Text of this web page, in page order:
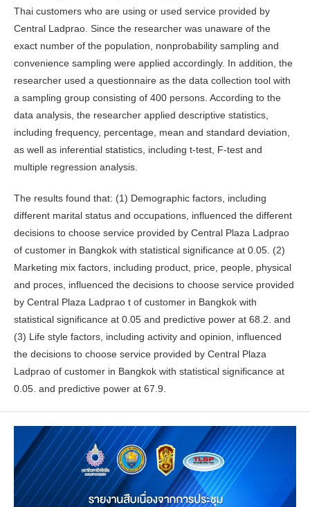
Thai customers who are using or used service provided by
Central Ladprao. Since the researcher was unaware of the
exact number of the population, nonprobability sampling and
convenience sampling were applied accordingly. In addition, the
researcher used a questionnaire as the data collection tool with
a sampling group consisting of 400 persons. According to the
data analysis, the researcher applied descriptive statistics,
including frequency, percentage, mean and standard deviation,
as well as inferential statistics, including t-test, F-test and
multiple regression analysis.
The results found that: (1) Demographic factors, including
different marital status and occupations, influenced the different
decisions to choose service provided by Central Plaza Ladprao
of customer in Bangkok with statistical significance at 0.05. (2)
Marketing mix factors, including product, price, people, physical
and proces, influenced the decisions to choose service provided
by Central Plaza Ladprao t of customer in Bangkok with
statistical significance at 0.05 and predictive power at 68.2. and
(3) Life style factors, including activity and opinion, influenced
the decisions to choose service provided by Central Plaza
Ladprao of customer in Bangkok with statistical significance at
0.05. and predictive power at 67.9.